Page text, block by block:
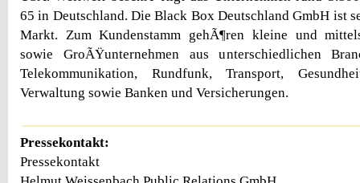
65 in Deutschland. Die Black Box Deutschland GmbH ist
Markt. Zum Kundenstamm gehÃ¶ren kleine und
sowie GroÃŸunternehmen aus unterschiedlichen
Telekommunikation, Rundfunk, Transport,
Verwaltung sowie Banken und Versicherungen.
Pressekontakt:
Pressekontakt